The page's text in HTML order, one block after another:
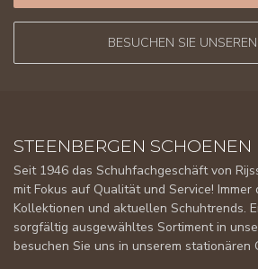
BESUCHEN SIE
STEENBERGEN SCHOENEN
Seit 1946 das Schuhfachgeschäft von
mit Fokus auf Qualität und Service! Immer
Kollektionen und aktuellen Schuhtrends.
sorgfältig ausgewähltes Sortiment in
besuchen Sie uns in unserem stationären